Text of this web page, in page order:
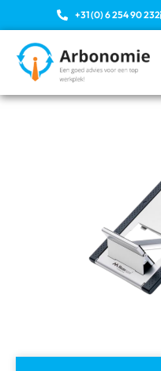
+31 (0) 6 254 90 232